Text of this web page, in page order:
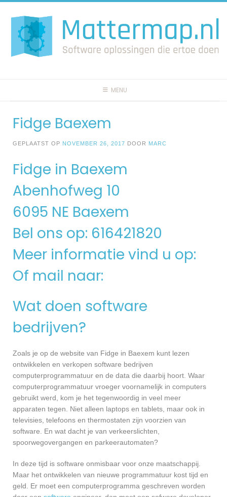
naar
inhoud
MENU
Fidge Baexem
GEPLAATST OP NOVEMBER 26, 2017 DOOR MARC
Fidge in Baexem
Abenhofweg 10
6095 NE Baexem
Bel ons op: 616421820
Meer informatie vind u op:
Of mail naar:
Wat doen software
bedrijven?
Zoals je op de website van Fidge in Baexem kunt lezen
ontwikkelen en verkopen software bedrijven
computerprogrammatuur en de data die daarbij hoort. Waar
computerprogrammatuur vroeger voornamelijk in computers
gebruikt werd, kom je het tegenwoordig in veel meer
apparaten tegen. Niet alleen laptops en tablets, maar ook in
televisies, telefoons en thermostaten zijn voorzien van
software. En wat dacht je van verkeerslichten,
spoorwegovergangen en parkeerautomaten?
In deze tijd is software onmisbaar voor onze maatschappij.
Maar het ontwikkelen van nieuwe programmatuur kost tijd en
geld. Er moet een computerprogramma geschreven worden